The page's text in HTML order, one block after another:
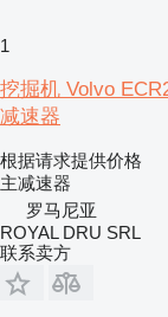
1
挖掘机 Volvo
减速器
根据请求提供价格
主减速器
罗马尼亚
ROYAL DRU SRL
联系卖方